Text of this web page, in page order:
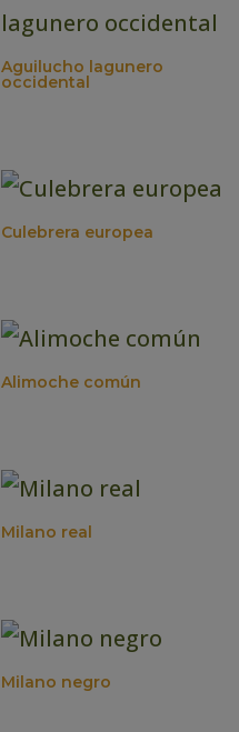
Aguilucho lagunero
occidental
Culebrera europea
Alimoche común
Milano real
Milano negro